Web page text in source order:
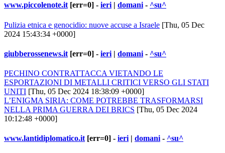
www.piccolenote.it [err=0] - ieri | domani - ^su^
Pulizia etnica e genocidio: nuove accuse a Israele [Thu, 05 Dec
2024 15:43:34 +0000]
giubberossenews.it [err=0] - ieri | domani - ^su^
PECHINO CONTRATTACCA VIETANDO LE
ESPORTAZIONI DI METALLI CRITICI VERSO GLI STATI
UNITI [Thu, 05 Dec 2024 18:38:09 +0000]
L’ENIGMA SIRIA: COME POTREBBE TRASFORMARSI
NELLA PRIMA GUERRA DEI BRICS [Thu, 05 Dec 2024
10:12:48 +0000]
www.lantidiplomatico.it [err=0] - ieri | domani - ^su^